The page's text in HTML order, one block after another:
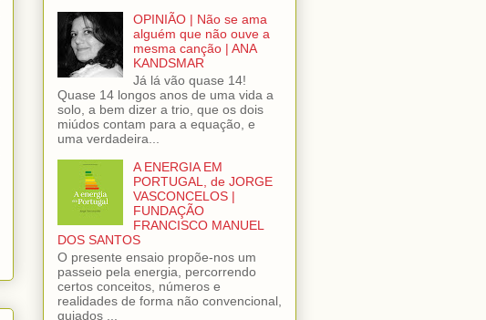
OPINIÃO | Não se ama
alguém que não ouve a
mesma canção | ANA
KANDSMAR
Já lá vão quase 14!
Quase 14 longos anos de uma vida a
solo, a bem dizer a trio, que os dois
miúdos contam para a equação, e
uma verdadeira...
A ENERGIA EM
PORTUGAL, de JORGE
VASCONCELOS |
FUNDAÇÃO
FRANCISCO MANUEL
DOS SANTOS
O presente ensaio propõe-nos um
passeio pela energia, percorrendo
certos conceitos, números e
realidades de forma não convencional,
guiados ...